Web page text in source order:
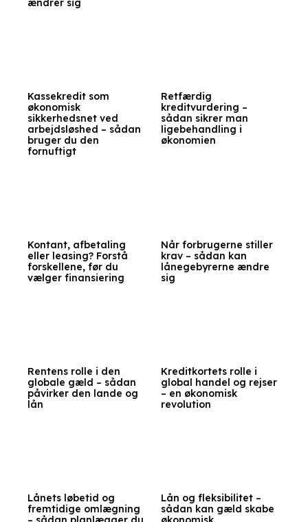
ændrer sig
Kassekredit som
økonomisk
sikkerhedsnet ved
arbejdsløshed – sådan
bruger du den
fornuftigt
Retfærdig
kreditvurdering –
sådan sikrer man
ligebehandling i
økonomien
Kontant, afbetaling
eller leasing? Forstå
forskellene, før du
vælger finansiering
Når forbrugerne stiller
krav – sådan kan
lånegebyrerne ændre
sig
Rentens rolle i den
globale gæld – sådan
påvirker den lande og
lån
Kreditkortets rolle i
global handel og rejser
– en økonomisk
revolution
Lånets løbetid og
fremtidige omlægning
Lån og fleksibilitet –
sådan kan gæld skabe